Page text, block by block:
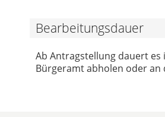
Bearbeitungsdauer
Ab Antragstellung dauert es
Bürgeramt abholen oder an